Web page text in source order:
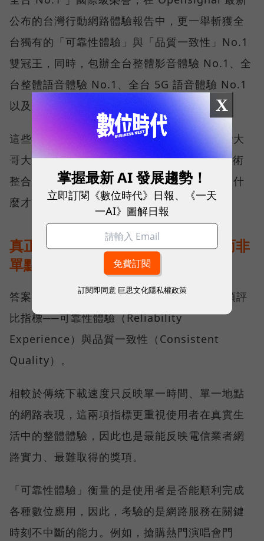
公布的台灣行動網路體驗報告中，更一舉斬獲全
台獨有的「可靠性體驗」與「品質一致性」No.1
雙冠王，同時，包辦全台整體影音體驗 No.1、全
台整體語音體驗 No.1、全台 5G 語音體驗 No.1
以及全台網路在線率 No.1 多項榮譽。
這些獎項反映的不只是網路順暢，更代表台灣大
哥大長期投入頻譜布局、基地台建設與 5G 技術
整合所累積的成果，也讓外界重新思考：究竟什
麼才是真正的好網路？
真正的好網路，比的是長期穩定、而非
單點測速
答案，就藏在 Opensignal 最具代表性的兩項評
比指標──可靠性體驗（Reliability
Experience）與品質一致性（Consistent
Quality）。
相較於傳統下載速度只反映單一時間、單一地點
的網路表現，這兩項指標更重視使用者在真實生
活中的整體體驗，因此也是最能反映電信業者網
路實力、最難取得的獎項。
「可靠性體驗」衡量的是使用者是否能順利完成
各種數位應用，因此，考驗的是網路服務在關鍵
時刻不中斷的能力。例如，搶購熱門演唱會門
X
掌握最新 AI 發展趨勢！
立即訂閱《數位時代》日報、《一天
一AI》圖解日報
訂閱即同意 巨思文化隱私權政策